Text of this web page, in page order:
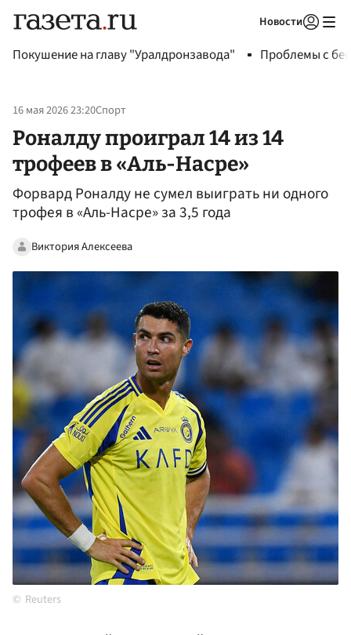
Новости
Покушение на главу "Уралдронзавода" Проблемы с
16 мая 2026 23:20Спорт
Роналду проиграл 14 из 14
трофеев в «Аль-Насре»
Форвард Роналду не сумел выиграть ни одного
трофея в «Аль-Насре» за 3,5 года
Виктория Алексеева
Reuters